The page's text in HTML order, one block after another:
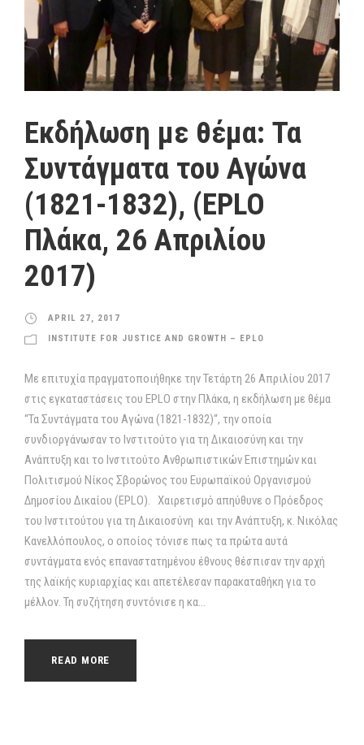
Εκδήλωση με θέμα: Τα
Συντάγματα του Αγώνα
(1821-1832), (EPLO
Πλάκα, 26 Απριλίου
2017)
APRIL 27, 2017
INSTITUTE FOR JUSTICE AND GROWTH – EPLO
Με επιτυχία πραγματοποιήθηκε την Τετάρτη 26 Απριλίου 2017
στις εγκαταστάσεις του EPLO στην Πλάκα, η εκδήλωση με θέμα
“Τα Συντάγματα του Αγώνα (1821-1832)“, την οποία
συνδιοργάνωσαν το Ινστιτούτο για τη Δικαιοσύνη και την
Ανάπτυξη και το Ινστιτούτο Ανθρωπιστικών Επιστημών και
Πολιτισμού Νίκος Σβορώνος του Ευρωπαϊκού Οργανισμού
Δημοσίου Δικαίου (EPLO). Χαιρετισμό απηύθυνε ο Πρόεδρος
του Ινστιτούτου για τη Δικαιοσύνη και την Ανάπτυξη, κ. Νικόλας
Κανελλόπουλος, ο οποίος τόνισε πως τα πρώτα αυτά
συντάγματα ενός επαναστατημένου έθνους θέσπισαν την αρχή
της λαϊκής κυριαρχίας και απετέλεσαν παρακαταθήκη για το
μέλλον. Τη συζήτηση συντόνισε η κα...
READ MORE